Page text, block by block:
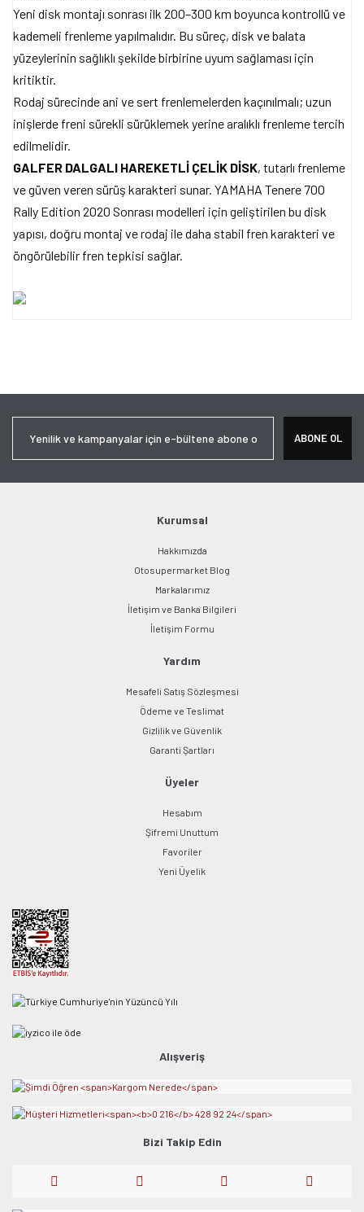
Yeni disk montajı sonrası ilk 200–300 km boyunca kontrollü ve
kademeli frenleme yapılmalıdır. Bu süreç, disk ve balata
yüzeylerinin sağlıklı şekilde birbirine uyum sağlaması için
kritiktir.
Rodaj sürecinde ani ve sert frenlemelerden kaçınılmalı; uzun
inişlerde freni sürekli sürüklemek yerine aralıklı frenleme tercih
edilmelidir.
GALFER DALGALI HAREKETLİ ÇELİK DİSK, tutarlı frenleme
ve güven veren sürüş karakteri sunar. YAMAHA Tenere 700
Rally Edition 2020 Sonrası modelleri için geliştirilen bu disk
yapısı, doğru montaj ve rodaj ile daha stabil fren karakteri ve
öngörülebilir fren tepkisi sağlar.
Ürün açıklamasında eksik bilgiler bulunuyor.
Bu ürüne benzer farklı alternatifler olmalı.
Gönder
ABONE OL
Kurumsal
Hakkımızda
Otosupermarket Blog
Markalarımız
İletişim ve Banka Bilgileri
İletişim Formu
Yardım
Mesafeli Satış Sözleşmesi
Ödeme ve Teslimat
Gizlilik ve Güvenlik
Garanti Şartları
Üyeler
Hesabım
Şifremi Unuttum
Favoriler
Yeni Üyelik
Alışveriş
Bizi Takip Edin